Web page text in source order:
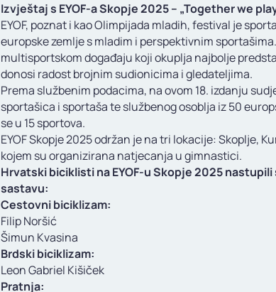
Izvještaj s EYOF-a Skopje 2025 – „Together we
EYOF, poznat i kao Olimpijada mladih, festival je
europske zemlje s mladim i perspektivnim
multisportskom događaju koji okuplja najbolje
donosi radost brojnim sudionicima i gledateljima.
Prema službenim podacima, na ovom 18. izdanju
sportašica i sportaša te službenog osoblja iz 50
se u 15 sportova.
EYOF Skopje 2025 održan je na tri lokacije: Skoplje,
kojem su organizirana natjecanja u gimnastici.
Hrvatski biciklisti na EYOF-u Skopje 2025
sastavu:
Cestovni biciklizam:
Filip Noršić
Šimun Kvasina
Brdski biciklizam:
Leon Gabriel Kišiček
Pratnja: